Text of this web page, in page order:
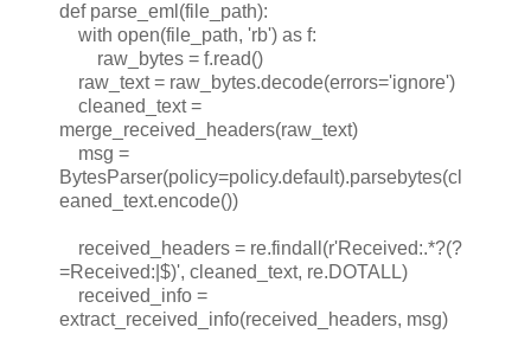
def parse_eml(file_path):
with open(file_path, 'rb') as f:
raw_bytes = f.read()
raw_text = raw_bytes.decode(errors='ignore')
cleaned_text =
merge_received_headers(raw_text)
msg =
BytesParser(policy=policy.default).parsebytes(cl
eaned_text.encode())
received_headers = re.findall(r'Received:.*?(?
=Received:|$)', cleaned_text, re.DOTALL)
received_info =
extract_received_info(received_headers, msg)